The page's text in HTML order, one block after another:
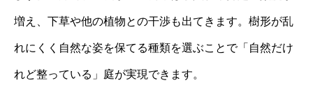
増え、下草や他の植物との干渉も出てきます。樹形が乱
れにくく自然な姿を保てる種類を選ぶことで「自然だけ
れど整っている」庭が実現できます。